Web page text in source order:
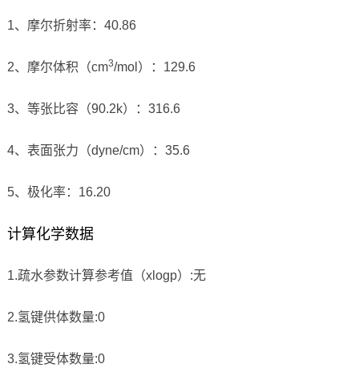
1、摩尔折射率：40.86
2、摩尔体积（cm3/mol）：129.6
3、等张比容（90.2k）：316.6
4、表面张力（dyne/cm）：35.6
5、极化率：16.20
计算化学数据
1.疏水参数计算参考值（xlogp）:无
2.氢键供体数量:0
3.氢键受体数量:0